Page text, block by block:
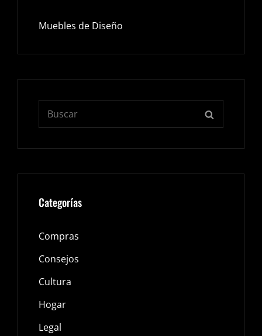
Muebles de Diseño
Categorías
Compras
Consejos
Cultura
Hogar
Legal